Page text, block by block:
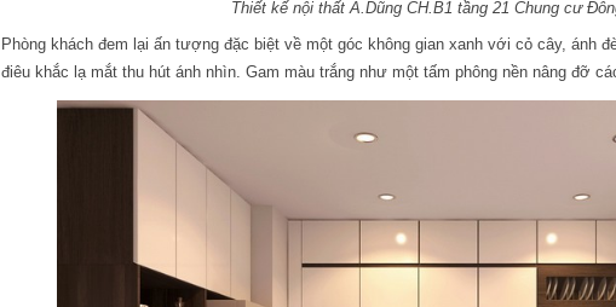
Thiết kế nội thất A.Dũng CH.B1 tầng 21 Chung cư
Phòng khách đem lại ấn tượng đặc biệt về một góc không gian xanh với cỏ cây, ánh
điêu khắc lạ mắt thu hút ánh nhìn. Gam màu trắng như một tấm phông nền nâng đỡ